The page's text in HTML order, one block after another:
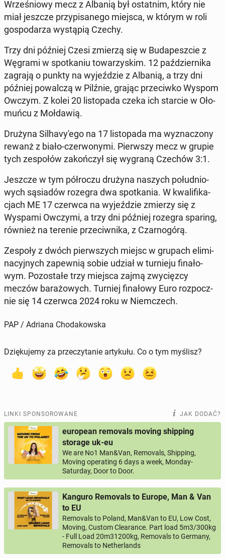
Wrze­śnio­wy mecz z Albanią był ostat­nim, który nie
miał jeszcze przy­pi­sa­ne­go miejsca, w którym w roli
go­spo­da­rza wy­stą­pią Czechy.
Trzy dni później Czesi zmierzą się w Bu­da­pesz­cie z
Węgrami w spo­tka­niu to­wa­rzy­skim. 12 paź­dzier­ni­ka
zagrają o punkty na wy­jeź­dzie z Albanią, a trzy dni
później po­wal­czą w Pilźnie, grając prze­ciw­ko Wyspom
Owczym. Z kolei 20 li­sto­pa­da czeka ich starcie w Oło­
muń­cu z Moł­da­wią.
Drużyna Sil­ha­vy­'e­go na 17 li­sto­pa­da ma wy­zna­czo­ny
rewanż z biało-czer­wo­ny­mi. Pierw­szy mecz w grupie
tych ze­spo­łów za­koń­czył się wygraną Czechów 3:1.
Jeszcze w tym pół­ro­czu drużyna naszych po­łu­dnio­
wych są­sia­dów rozegra dwa spo­tka­nia. W kwa­li­fi­ka­
cjach ME 17 czerwca na wy­jeź­dzie zmierzy się z
Wyspami Owczymi, a trzy dni później rozegra sparing,
również na terenie prze­ciw­ni­ka, z Czar­no­gó­rą.
Zespoły z dwóch pierw­szych miejsc w grupach eli­mi­
na­cyj­nych za­pew­nią sobie udział w tur­nie­ju fi­na­ło­
wym. Po­zo­sta­łe trzy miejsca zajmą zwy­cięz­cy
meczów ba­ra­żo­wych. Turniej fi­na­ło­wy Euro roz­pocz­
nie się 14 czerwca 2024 roku w Niem­czech.
PAP / Adriana Chodakowska
Dziękujemy za przeczytanie artykułu. Co o tym myślisz?
LINKI SPONSOROWANE JAK DODAĆ?
european removals moving shipping
storage uk-eu
We are No1 Man&Van, Removals, Shipping,
Moving operating 6 days a week, Monday-
Saturday, Door to Door.
Kanguro Removals to Europe, Man & Van
to EU
Removals to Poland, Man&Van to EU, Low Cost,
Moving, Custom Clearance. Part load 5m3/300kg
- Full Load 20m31200kg, Removals to Germany,
Removals to Netherlands